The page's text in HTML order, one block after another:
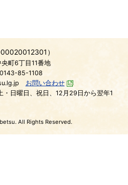
）
町6丁目11番地
85-1108
お問い合わせ
・日曜日、祝日、12月29日から翌年1
All Rights Reserved.